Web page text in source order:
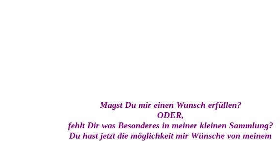
Magst Du mir einen Wunsch erfüllen?
ODER,
fehlt Dir was Besonderes in meiner kleinen Sammlung?
Du hast jetzt die möglichkeit mir Wünsche von meinem